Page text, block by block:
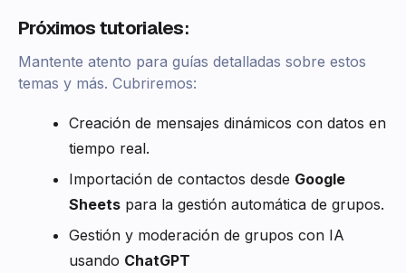
Próximos tutoriales:
Mantente atento para guías detalladas sobre estos
temas y más. Cubriremos:
Creación de mensajes dinámicos con datos en
tiempo real.
Importación de contactos desde Google
Sheets para la gestión automática de grupos.
Gestión y moderación de grupos con IA
usando ChatGPT